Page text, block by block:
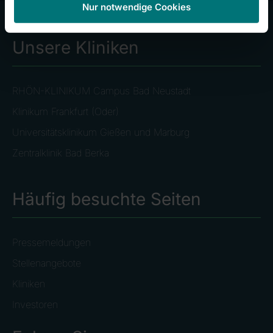
Nur notwendige Cookies
Unsere Kliniken
RHÖN-KLINIKUM Campus Bad Neustadt
Klinikum Frankfurt (Oder)
Universitätsklinikum Gießen und Marburg
Zentralklinik Bad Berka
Häufig besuchte Seiten
Pressemeldungen
Stellenangebote
Kliniken
Investoren